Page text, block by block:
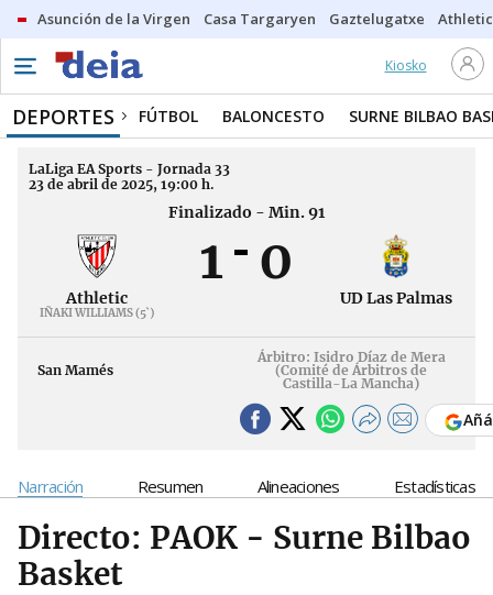
Asunción de la Virgen Casa Targaryen Gaztelugatxe Athletic
Kiosko
DEPORTES FÚTBOL BALONCESTO SURNE BILBAO
LaLiga EA Sports - Jornada 33
23 de abril de 2025, 19:00 h.
Finalizado - Min. 91
Athletic
IÑAKI WILLIAMS (5`)
1 0
UD Las Palmas
San Mamés
Árbitro: Isidro Díaz de Mera
(Comité de Árbitros de
Castilla-La Mancha)
Narración Resumen Alineaciones Estadísticas
Directo: PAOK - Surne Bilbao
Basket